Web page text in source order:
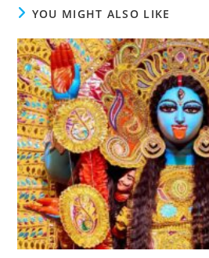
YOU MIGHT ALSO LIKE